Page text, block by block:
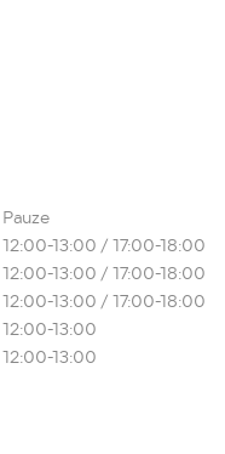
Pauze
12:00-13:00 / 17:00-18:00
12:00-13:00 / 17:00-18:00
12:00-13:00 / 17:00-18:00
12:00-13:00
12:00-13:00